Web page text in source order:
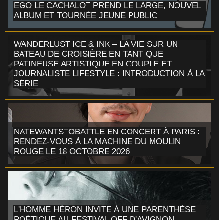
EGO LE CACHALOT PREND LE LARGE, NOUVEL
ALBUM ET TOURNÉE JEUNE PUBLIC
WANDERLUST ICE & INK – LA VIE SUR UN
BATEAU DE CROISIÈRE EN TANT QUE
PATINEUSE ARTISTIQUE EN COUPLE ET
JOURNALISTE LIFESTYLE : INTRODUCTION À LA
SÉRIE
NATEWANTSTOBATTLE EN CONCERT À PARIS :
RENDEZ-VOUS À LA MACHINE DU MOULIN
ROUGE LE 18 OCTOBRE 2026
L'HOMME HÉRON INVITE À UNE PARENTHÈSE